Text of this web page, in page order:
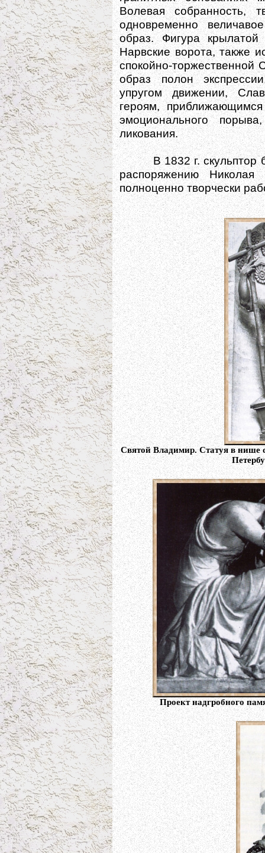
Волевая собранность,
одновременно
образ. Фигура
Нарвские ворота, также
спокойно-торжественной
образ полон
упругом движении,
героям,
эмоционального
ликования.
В 1832 г. скульптор
распоряжению
полноценно творчески
Святой Владимир. Статуя в нише
Проект надгробного